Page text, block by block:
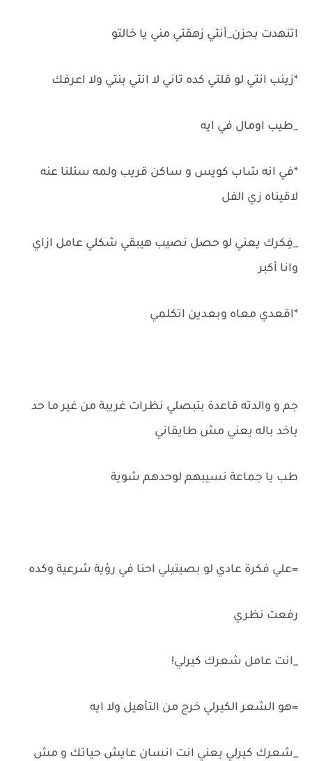
اتنهدت بحزن_أنتي زهقتي مني يا خالتو
*زينب انتي لو قلتي كده تاني لا انتي بنتي ولا اعرفك
_طيب اومال في ايه
*في انه شاب كويس و ساكن قريب ولمه سئلنا عنه
لاقيناه زي الفل
_فِكرك يعني لو حصل نصيب هيبقي شكلي عامل ازاي
وانا أكبر
*اقعدي معاه وبعدين اتكلمي
جم و والدته قاعدة بتبصلي نظرات غريبة من غير ما حد
ياخد باله يعني مش طايقاني
طب يا جماعة نسيبهم لوحدهم شوية
=علي فكرة عادي لو بصيتيلي احنا في رؤية شرعية وكده
رفعت نظري
_انت عامل شعرك كيرلي!
=هو الشعر الكيرلي خرج من التأهيل ولا ايه
_شعرك كيرلي يعني انت انسان عايش حياتك و مش